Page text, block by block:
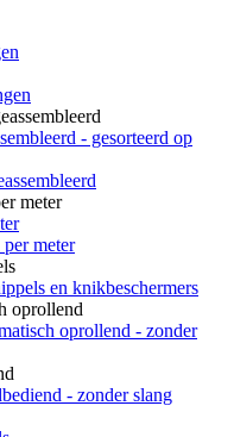
- gesorteerd op
meter
meter
en knikbeschermers
oprollend
oprollend - zonder
- zonder slang